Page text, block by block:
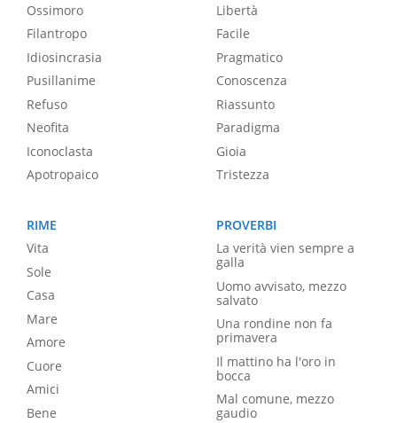
Ossimoro
Filantropo
Idiosincrasia
Pusillanime
Refuso
Neofita
Iconoclasta
Apotropaico
Libertà
Facile
Pragmatico
Conoscenza
Riassunto
Paradigma
Gioia
Tristezza
RIME
Vita
Sole
Casa
Mare
Amore
Cuore
Amici
Bene
PROVERBI
La verità vien sempre a
galla
Uomo avvisato, mezzo
salvato
Una rondine non fa
primavera
Il mattino ha l'oro in
bocca
Mal comune, mezzo
gaudio